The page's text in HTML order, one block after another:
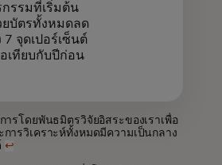
กรรมที่เริ่มต้น
ยบัตรทั้งหมดลด
7 จุดเปอร์เซ็นต์
อเทียบกับปีก่อน
ารโดยพันธมิตรวิจัยอิสระของเราเพื่อ
ารวิเคราะห์ทั้งหมดมีความเป็นกลาง
↩